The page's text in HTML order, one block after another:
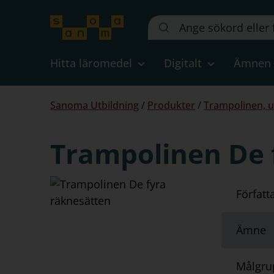
Sök
på
webbplatsen::
Hitta läromedel Digitalt Ämnen
Du
Sanoma Utbildning / Produkter /Trampolinen,
Trampolinen
Ämne